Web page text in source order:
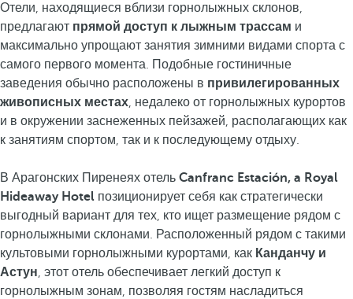
Отели, находящиеся вблизи горнолыжных склонов,
предлагают прямой доступ к лыжным трассам и
максимально упрощают занятия зимними видами спорта с
самого первого момента. Подобные гостиничные
заведения обычно расположены в привилегированных
живописных местах, недалеко от горнолыжных курортов
и в окружении заснеженных пейзажей, располагающих как
к занятиям спортом, так и к последующему отдыху.
В Арагонских Пиренеях отель Canfranc Estación, a Royal
Hideaway Hotel позиционирует себя как стратегически
выгодный вариант для тех, кто ищет размещение рядом с
горнолыжными склонами. Расположенный рядом с такими
культовыми горнолыжными курортами, как Канданчу и
Астун, этот отель обеспечивает легкий доступ к
горнолыжным зонам, позволяя гостям насладиться